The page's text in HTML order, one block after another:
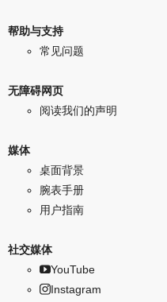
帮助与支持
常见问题
无障碍网页
阅读我们的声明
媒体
桌面背景
腕表手册
用户指南
社交媒体
YouTube
Instagram